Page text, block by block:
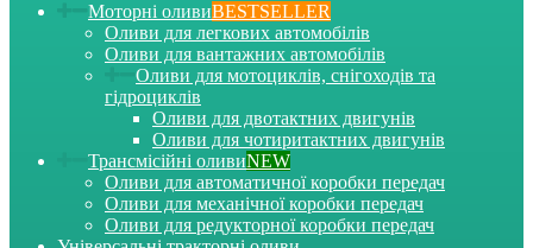
Моторні оливиBESTSELLER
Оливи для легкових автомобілів
Оливи для вантажних автомобілів
Оливи для мотоциклів, снігоходів та
гідроциклів
Оливи для двотактних двигунів
Оливи для чотиритактних двигунів
Трансмісійні оливиNEW
Оливи для автоматичної коробки передач
Оливи для механічної коробки передач
Оливи для редукторної коробки передач